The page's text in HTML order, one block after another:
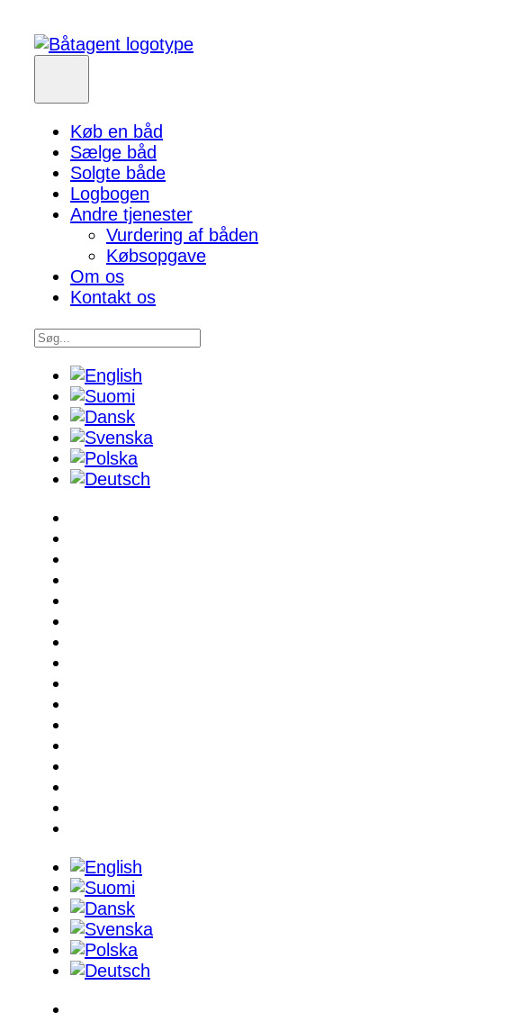
Køb en båd
Sælge båd
Solgte både
Logbogen
Andre tjenester
Vurdering af båden
Købsopgave
Om os
Kontakt os